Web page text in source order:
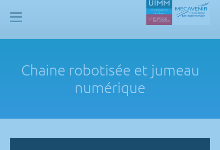
Mecavenir
Chaine robotisée et jumeau
numérique